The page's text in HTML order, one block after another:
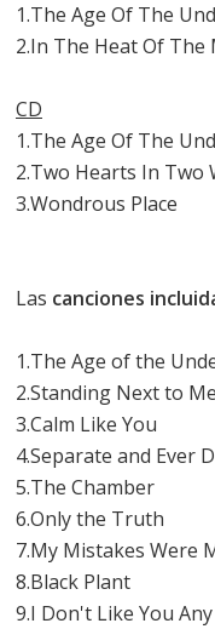
1.The Age Of The
2.In The Heat Of
CD
1.The Age Of The
2.Two Hearts In Two
3.Wondrous Place
Las canciones
1.The Age of the
2.Standing Next to Me
3.Calm Like You
4.Separate and Ever
5.The Chamber
6.Only the Truth
7.My Mistakes Were
8.Black Plant
9.I Don't Like You